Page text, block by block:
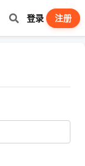
登录 注册